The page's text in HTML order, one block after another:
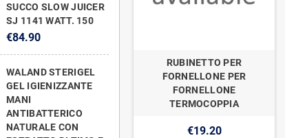
SUCCO SLOW JUICER
SJ 1141 WATT. 150
€84.90
WALAND STERIGEL
GEL IGIENIZZANTE
MANI
ANTIBATTERICO
NATURALE CON
RUBINETTO PER
FORNELLONE PER
FORNELLONE
TERMOCOPPIA
€19.20